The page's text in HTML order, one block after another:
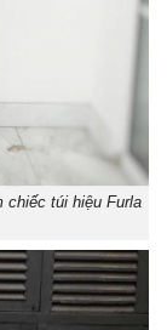
chiếc túi hiệu Furla